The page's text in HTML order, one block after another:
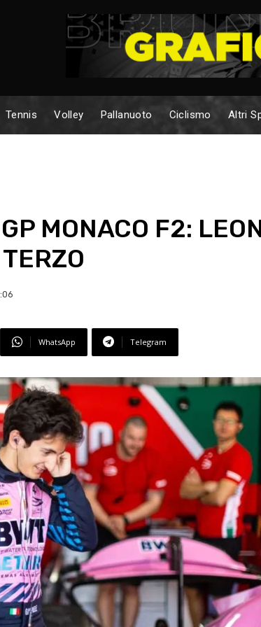
Tennis Volley Pallanuoto Ciclismo Altri
MONACO F2:
WhatsApp Telegram